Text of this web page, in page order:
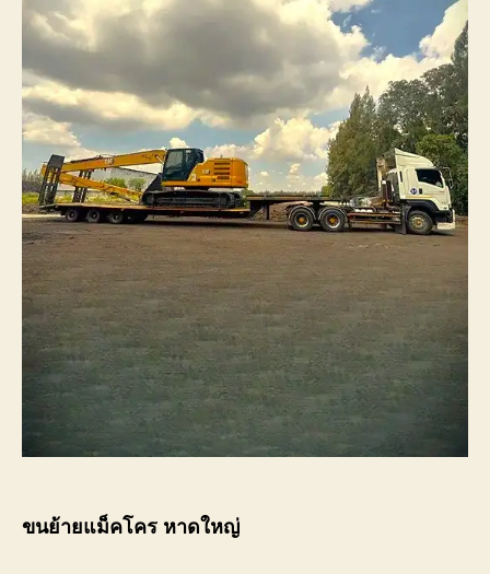
ขนส่ง
เครื่
ขนย้ายแม็คโคร หาดใหญ่